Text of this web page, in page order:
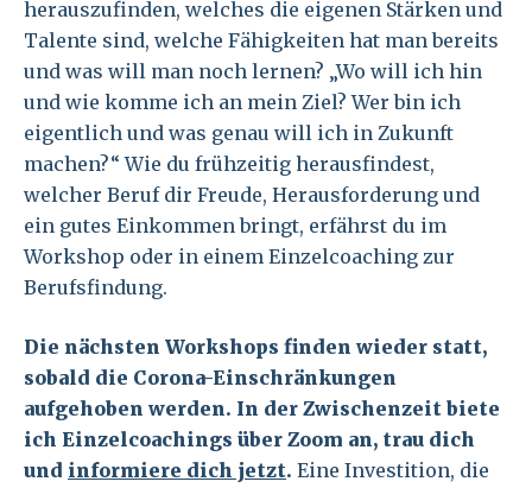
herauszufinden, welches die eigenen Stärken und
Talente sind, welche Fähigkeiten hat man bereits
und was will man noch lernen? „Wo will ich hin
und wie komme ich an mein Ziel? Wer bin ich
eigentlich und was genau will ich in Zukunft
machen?“ Wie du frühzeitig herausfindest,
welcher Beruf dir Freude, Herausforderung und
ein gutes Einkommen bringt, erfährst du im
Workshop oder in einem Einzelcoaching zur
Berufsfindung.
Die nächsten Workshops finden wieder statt,
sobald die Corona-Einschränkungen
aufgehoben werden. In der Zwischenzeit biete
ich Einzelcoachings über Zoom an, trau dich
und informiere dich jetzt. Eine Investition, die